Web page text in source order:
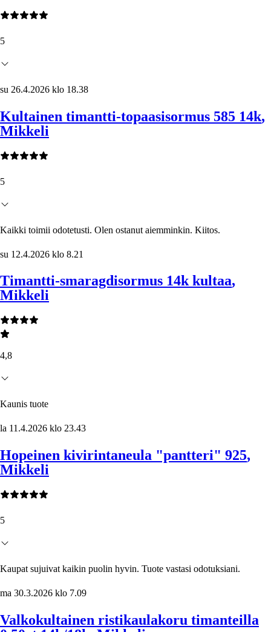
5
su 26.4.2026 klo 18.38
Kultainen timantti-topaasisormus 585 14k,
Mikkeli
5
Kaikki toimii odotetusti. Olen ostanut aiemminkin. Kiitos.
su 12.4.2026 klo 8.21
Timantti-smaragdisormus 14k kultaa,
Mikkeli
4,8
Kaunis tuote
la 11.4.2026 klo 23.43
Hopeinen kivirintaneula "pantteri" 925,
Mikkeli
5
Kaupat sujuivat kaikin puolin hyvin. Tuote vastasi odotuksiani.
ma 30.3.2026 klo 7.09
Valkokultainen ristikaulakoru timanteilla